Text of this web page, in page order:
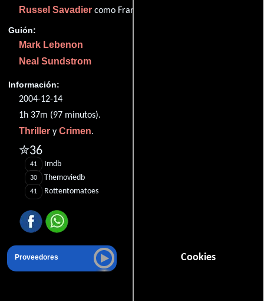
Cookies
Russel Savadier como Frank Strathman
Guión:
Mark Lebenon
Neal Sundstrom
Información:
2004-12-14
1h 37m (97 minutos).
Thriller y Crimen.
✮36
41 Imdb
30 Themoviedb
41 Rottentomatoes
Proveedores